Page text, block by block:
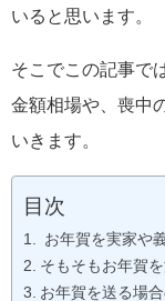
いると思います。
そこでこの記事で
金額相場や、喪中
いきます。
目次
お年賀を実家や
そもそもお年賀
お年賀を送る場